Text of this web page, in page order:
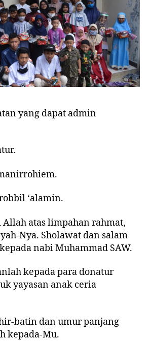
yang dapat admin
‘alamin.
Allah atas limpahan rahmat,
Nya. Sholawat dan salam
nabi Muhammad SAW.
kepada para donatur
yayasan anak ceria
batin dan umur panjang
kepada-Mu.